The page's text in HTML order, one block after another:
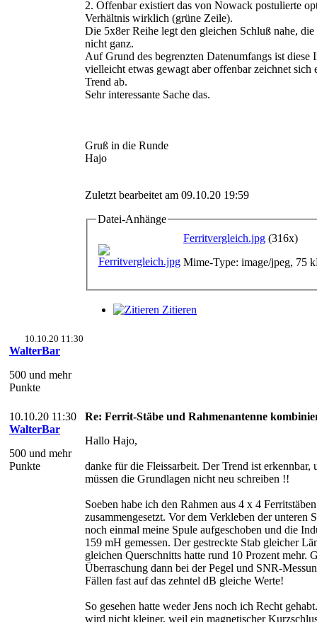
2. Offenbar existiert das von Nowack postulierte
Verhältnis wirklich (grüne Zeile).
Die 5x8er Reihe legt den gleichen Schluß nahe,
nicht ganz.
Auf Grund des begrenzten Datenumfangs ist diese
vielleicht etwas gewagt aber offenbar zeichnet sich
Trend ab.
Sehr interessante Sache das.
Gruß in die Runde
Hajo
Zuletzt bearbeitet am 09.10.20 19:59
Datei-Anhänge
Ferritvergleich.jpg (316x)
Mime-Type: image/jpeg, 75
Zitieren
10.10.20 11:30
WalterBar
500 und mehr
Punkte
10.10.20 11:30
WalterBar
500 und mehr
Punkte
Re: Ferrit-Stäbe und Rahmenantenne
Hallo Hajo,
danke für die Fleissarbeit. Der Trend ist erkennbar,
müssen die Grundlagen nicht neu schreiben !!
Soeben habe ich den Rahmen aus 4 x 4 Ferritstäben
zusammengesetzt. Vor dem Verkleben der unteren
noch einmal meine Spule aufgeschoben und die
159 mH gemessen. Der gestreckte Stab gleicher
gleichen Querschnitts hatte rund 10 Prozent mehr.
Überraschung dann bei der Pegel und SNR-
Fällen fast auf das zehntel dB gleiche Werte!
So gesehen hatte weder Jens noch ich Recht
wird nicht kleiner, weil ein magnetischer